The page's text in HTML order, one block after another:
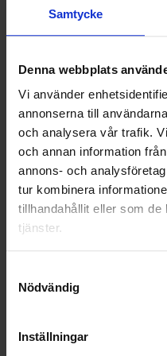
Samtycke
Denna webbplats
Vi använder
annonserna till
och analysera vår trafik.
och annan information
annons- och
tur kombinera
tillhandahållit eller som
tjänster.
Nödvändig
Inställningar
010-45 00 200​